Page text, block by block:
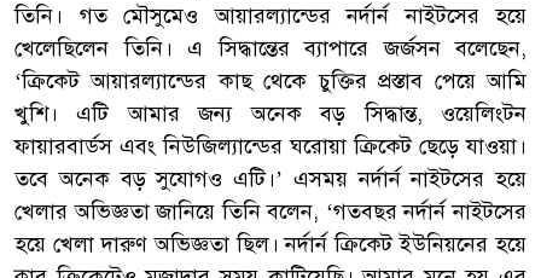
তিনি। গত মৌসুমেও আয়ারল্যান্ডের নর্দার্ন নাইটসের হয়ে
খেলেছিলেন তিনি। এ সিদ্ধান্তের ব্যাপারে জর্জসন বলেছেন,
‘ক্রিকেট আয়ারল্যান্ডের কাছ থেকে চুক্তির প্রস্তাব পেয়ে আমি
খুশি। এটি আমার জন্য অনেক বড় সিদ্ধান্ত, ওয়েলিংটন
ফায়ারবার্ডস এবং নিউজিল্যান্ডের ঘরোয়া ক্রিকেট ছেড়ে যাওয়া।
তবে অনেক বড় সুযোগও এটি।’ এসময় নর্দার্ন নাইটসের হয়ে
খেলার অভিজ্ঞতা জানিয়ে তিনি বলেন, ‘গতবছর নর্দার্ন নাইটসের
হয়ে খেলা দারুণ অভিজ্ঞতা ছিল। নর্দার্ন ক্রিকেট ইউনিয়নের হয়ে